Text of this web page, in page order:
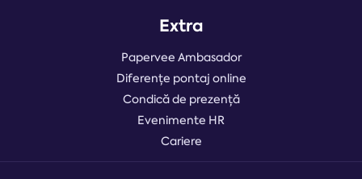
Extra
Papervee Ambasador
Diferențe pontaj online
Condică de prezență
Evenimente HR
Cariere